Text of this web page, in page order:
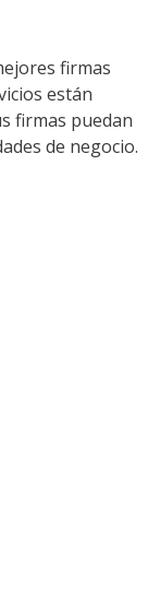
firmas
están
firmas puedan
de negocio.